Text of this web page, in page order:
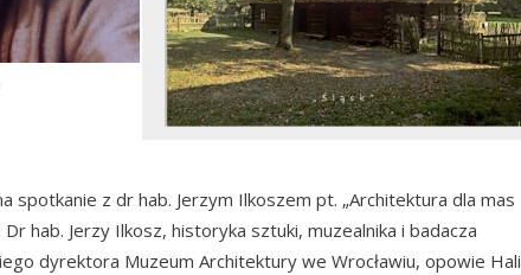
spotkanie z dr hab. Jerzym Ilkoszem pt. „Architektura dla mas
Dr hab. Jerzy Ilkosz, historyka sztuki, muzealnika i badacza
dyrektora Muzeum Architektury we Wrocławiu, opowie Hali